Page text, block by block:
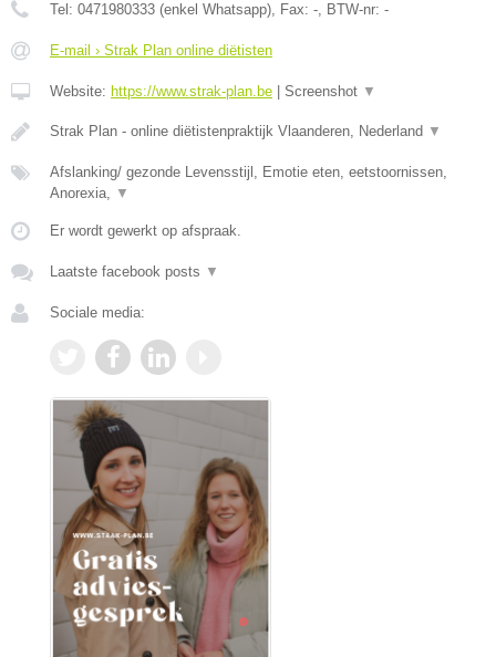
Tel: 0471980333 (enkel Whatsapp), Fax: -, BTW-nr: -
E-mail › Strak Plan online diëtisten
Website: https://www.strak-plan.be Screenshot ▼
Strak Plan - online diëtistenpraktijk Vlaanderen, Nederland ▼
Afslanking/ gezonde Levensstijl, Emotie eten, eetstoornissen,
Anorexia, ▼
Er wordt gewerkt op afspraak.
Laatste facebook posts ▼
Sociale media: